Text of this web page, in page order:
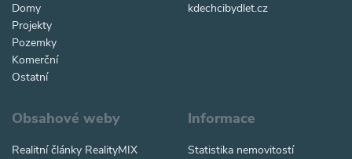
Domy
Projekty
Pozemky
Komerční
Ostatní
kdechcibydlet.cz
Obsahové weby
Realitní články RealityMIX
Informace
Statistika nemovitostí